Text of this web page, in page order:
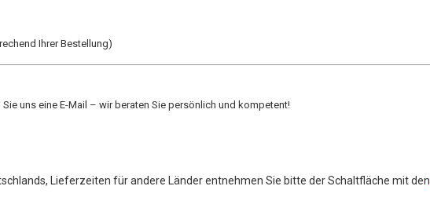
Ihrer Bestellung)
uns eine E-Mail – wir beraten Sie persönlich und kompetent!
Lieferzeiten für andere Länder entnehmen Sie bitte der Schaltfläche mit den